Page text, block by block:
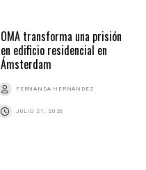
OMA transforma una prisión
en edificio residencial en
Ámsterdam
FERNANDA HERNÁNDEZ
JULIO 21, 2026